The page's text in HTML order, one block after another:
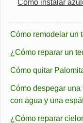
Cómo instalar
Cómo remodelar un
¿Cómo reparar un
Cómo quitar
Cómo despegar una
con agua y una
¿Cómo reparar